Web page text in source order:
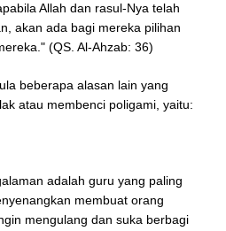
Allah dan rasul-Nya telah
akan ada bagi mereka pilihan
(QS. Al-Ahzab: 36)
beberapa alasan lain yang
atau membenci poligami, yaitu:
adalah guru yang paling
membuat orang
mengulang dan suka berbagi